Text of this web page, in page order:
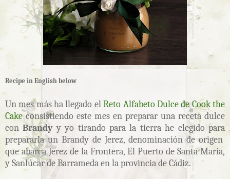
Recipe in English below
Un mes más ha llegado elReto Alfabeto Dulce de Cook the
Cakeconsistiendo este mes en preparar una receta dulce
conBrandyy yo tirando para la tierra he elegido para
prepararla un Brandy de Jerez, denominación de origen
que abarca Jerez de la Frontera, El Puerto de Santa María,
y Sanlúcar de Barrameda en la provincia de Cádiz.